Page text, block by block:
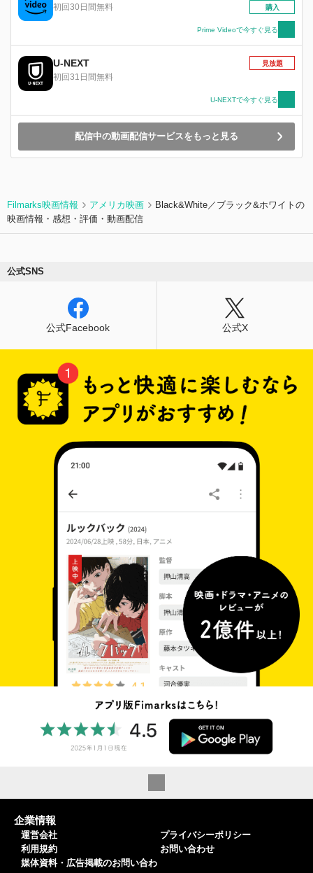
初回30日間無料
購入
Prime Videoで今すぐ見る
U-NEXT
初回31日間無料
見放題
U-NEXTで今すぐ見る
配信中の動画配信サービスをもっと見る
Filmarks映画情報 アメリカ映画
Black&White／ブラック&ホワイトの
映画情報・感想・評価・動画配信
公式SNS
公式Facebook 公式X
企業情報
運営会社
利用規約
媒体資料・広告掲載のお問い合わ
プライバシーポリシー
お問い合わせ